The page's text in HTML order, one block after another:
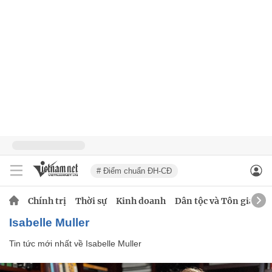
# Điểm chuẩn ĐH-CĐ
Chính trị Thời sự Kinh doanh Dân tộc và Tôn giáo
Isabelle Muller
Tin tức mới nhất về Isabelle Muller